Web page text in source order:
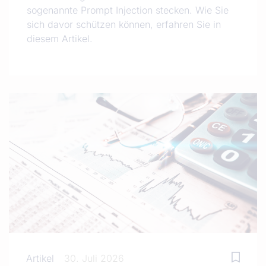
sogenannte Prompt Injection stecken. Wie Sie
sich davor schützen können, erfahren Sie in
diesem Artikel.
Artikel 30. Juli 2026